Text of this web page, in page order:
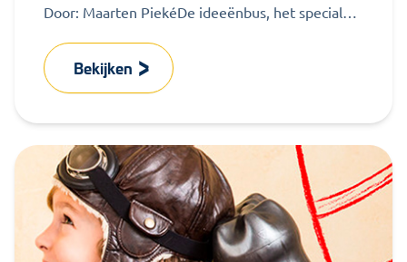
Door: Maarten PiekéDe ideeënbus, het speciale
Bekijken